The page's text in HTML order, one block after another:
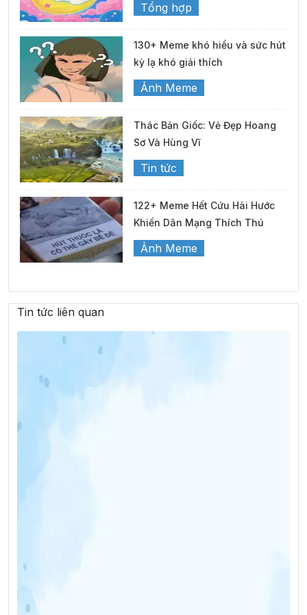
Tổng hợp
130+ Meme khó hiểu và sức hút
kỳ lạ khó giải thích
Ảnh Meme
Thác Bản Giốc: Vẻ Đẹp Hoang
Sơ Và Hùng Vĩ
Tin tức
122+ Meme Hết Cứu Hài Hước
Khiến Dân Mạng Thích Thú
Ảnh Meme
Tin tức liên quan